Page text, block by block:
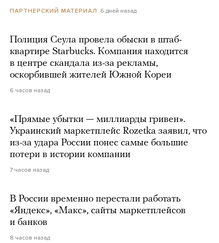
ПАРТНЕРСКИЙ МАТЕРИАЛ 6 дней назад
Полиция Сеула провела обыски в штаб-
квартире Starbucks. Компания находится
в центре скандала из-за рекламы,
оскорбившей жителей Южной Кореи
6 часов назад
«Прямые убытки — миллиарды гривен».
Украинский маркетплейс Rozetka заявил, что
из-за удара России понес самые большие
потери в истории компании
7 часов назад
В России временно перестали работать
«Яндекс», «Макс», сайты маркетплейсов
и банков
8 часов назад